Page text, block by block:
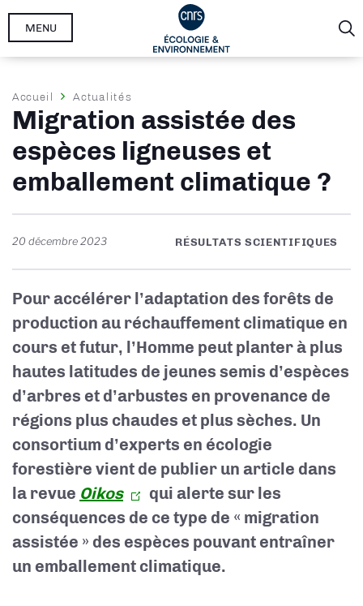
Aller
MENU
Fil
d'Ariane
Accueil Actualités
Migration assistée des
espèces ligneuses et
emballement climatique ?
20 décembre 2023 RÉSULTATS SCIENTIFIQUES
Pour accélérer l’adaptation des forêts de
production au réchauffement climatique en
cours et futur, l’Homme peut planter à plus
hautes latitudes de jeunes semis d’espèces
d’arbres et d’arbustes en provenance de
régions plus chaudes et plus sèches. Un
consortium d’experts en écologie
forestière vient de publier un article dans
la revue Oikos
qui alerte sur les
conséquences de ce type de « migration
assistée » des espèces pouvant entraîner
un emballement climatique.